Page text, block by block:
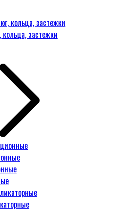
кольца, застежки